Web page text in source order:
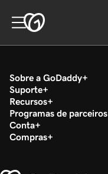
Sobre a GoDaddy
Suporte
Recursos
Programas de parceiros
Conta
Compras